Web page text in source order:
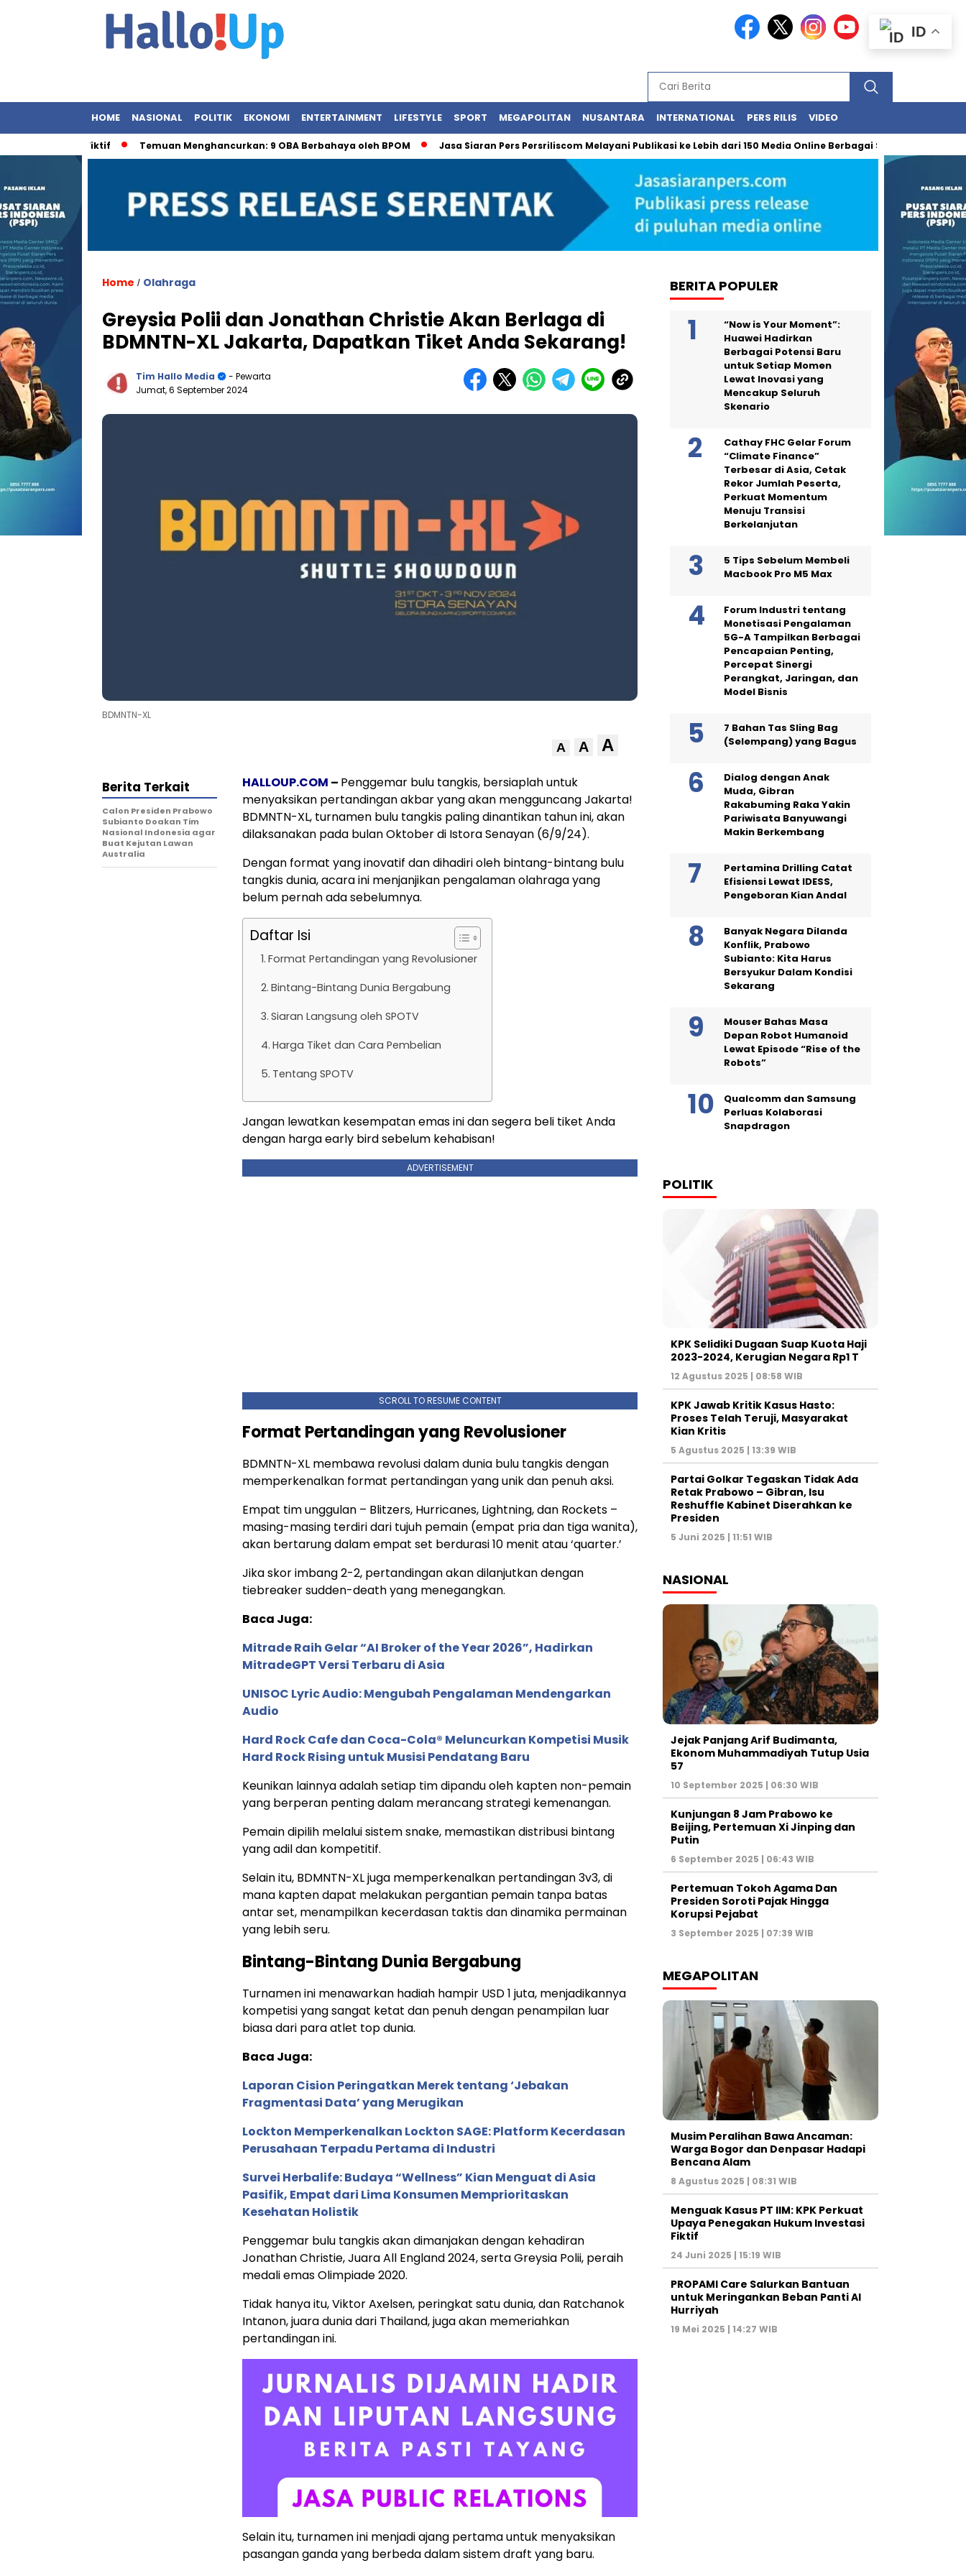
HOME NASIONAL POLITIK EKONOMI ENTERTAINMENT LIFESTYLE SPORT MEGAPOLITAN NUSANTARA INTERNATIONAL PERS RILIS VIDEO
Temuan Menghancurkan: 9 OBA Berbahaya oleh BPOM Jasa Siaran Pers Persriliscom Melayani Publikasi ke Lebih dari 150 Media Online Berbagai Segmentasi
Home / Olahraga
Greysia Polii dan Jonathan Christie Akan Berlaga di
BDMNTN-XL Jakarta, Dapatkan Tiket Anda Sekarang!
Tim Hallo Media
- Pewarta
Jumat, 6 September 2024
BDMNTN-XL
A A A
HALLOUP.COM – Penggemar bulu tangkis, bersiaplah untuk
menyaksikan pertandingan akbar yang akan mengguncang Jakarta!
BDMNTN-XL, turnamen bulu tangkis paling dinantikan tahun ini, akan
dilaksanakan pada bulan Oktober di Istora Senayan (6/9/24).
Dengan format yang inovatif dan dihadiri oleh bintang-bintang bulu
tangkis dunia, acara ini menjanjikan pengalaman olahraga yang
belum pernah ada sebelumnya.
Daftar Isi
Format Pertandingan yang Revolusioner
Bintang-Bintang Dunia Bergabung
Siaran Langsung oleh SPOTV
Harga Tiket dan Cara Pembelian
Tentang SPOTV
Jangan lewatkan kesempatan emas ini dan segera beli tiket Anda
dengan harga early bird sebelum kehabisan!
ADVERTISEMENT
SCROLL TO RESUME CONTENT
Format Pertandingan yang Revolusioner
BDMNTN-XL membawa revolusi dalam dunia bulu tangkis dengan
memperkenalkan format pertandingan yang unik dan penuh aksi.
Empat tim unggulan – Blitzers, Hurricanes, Lightning, dan Rockets –
masing-masing terdiri dari tujuh pemain (empat pria dan tiga wanita),
akan bertarung dalam empat set berdurasi 10 menit atau ‘quarter.’
Jika skor imbang 2-2, pertandingan akan dilanjutkan dengan
tiebreaker sudden-death yang menegangkan.
Baca Juga:
Mitrade Raih Gelar “AI Broker of the Year 2026”, Hadirkan
MitradeGPT Versi Terbaru di Asia
UNISOC Lyric Audio: Mengubah Pengalaman Mendengarkan
Audio
Hard Rock Cafe dan Coca-Cola® Meluncurkan Kompetisi Musik
Hard Rock Rising untuk Musisi Pendatang Baru
Keunikan lainnya adalah setiap tim dipandu oleh kapten non-pemain
yang berperan penting dalam merancang strategi kemenangan.
Pemain dipilih melalui sistem snake, memastikan distribusi bintang
yang adil dan kompetitif.
Selain itu, BDMNTN-XL juga memperkenalkan pertandingan 3v3, di
mana kapten dapat melakukan pergantian pemain tanpa batas
antar set, menampilkan kecerdasan taktis dan dinamika permainan
yang lebih seru.
Bintang-Bintang Dunia Bergabung
Turnamen ini menawarkan hadiah hampir USD 1 juta, menjadikannya
kompetisi yang sangat ketat dan penuh dengan penampilan luar
biasa dari para atlet top dunia.
Baca Juga:
Laporan Cision Peringatkan Merek tentang ‘Jebakan
Fragmentasi Data’ yang Merugikan
Lockton Memperkenalkan Lockton SAGE: Platform Kecerdasan
Perusahaan Terpadu Pertama di Industri
Survei Herbalife: Budaya “Wellness” Kian Menguat di Asia
Pasifik, Empat dari Lima Konsumen Memprioritaskan
Kesehatan Holistik
Penggemar bulu tangkis akan dimanjakan dengan kehadiran
Jonathan Christie, Juara All England 2024, serta Greysia Polii, peraih
medali emas Olimpiade 2020.
Tidak hanya itu, Viktor Axelsen, peringkat satu dunia, dan Ratchanok
Intanon, juara dunia dari Thailand, juga akan memeriahkan
pertandingan ini.
Selain itu, turnamen ini menjadi ajang pertama untuk menyaksikan
pasangan ganda yang berbeda dalam sistem draft yang baru.
Berita Terkait
Calon Presiden Prabowo
Subianto Doakan Tim
Nasional Indonesia agar
Buat Kejutan Lawan
Australia
BERITA POPULER
“Now is Your Moment”:
Huawei Hadirkan
Berbagai Potensi Baru
untuk Setiap Momen
Lewat Inovasi yang
Mencakup Seluruh
Skenario
Cathay FHC Gelar Forum
“Climate Finance”
Terbesar di Asia, Cetak
Rekor Jumlah Peserta,
Perkuat Momentum
Menuju Transisi
Berkelanjutan
5 Tips Sebelum Membeli
Macbook Pro M5 Max
Forum Industri tentang
Monetisasi Pengalaman
5G-A Tampilkan Berbagai
Pencapaian Penting,
Percepat Sinergi
Perangkat, Jaringan, dan
Model Bisnis
7 Bahan Tas Sling Bag
(Selempang) yang Bagus
Dialog dengan Anak
Muda, Gibran
Rakabuming Raka Yakin
Pariwisata Banyuwangi
Makin Berkembang
Pertamina Drilling Catat
Efisiensi Lewat IDESS,
Pengeboran Kian Andal
Banyak Negara Dilanda
Konflik, Prabowo
Subianto: Kita Harus
Bersyukur Dalam Kondisi
Sekarang
Mouser Bahas Masa
Depan Robot Humanoid
Lewat Episode “Rise of the
Robots”
Qualcomm dan Samsung
Perluas Kolaborasi
Snapdragon
POLITIK
KPK Selidiki Dugaan Suap Kuota Haji
2023-2024, Kerugian Negara Rp1 T
12 Agustus 2025 | 08:58 WIB
KPK Jawab Kritik Kasus Hasto:
Proses Telah Teruji, Masyarakat
Kian Kritis
5 Agustus 2025 | 13:39 WIB
Partai Golkar Tegaskan Tidak Ada
Retak Prabowo – Gibran, Isu
Reshuffle Kabinet Diserahkan ke
Presiden
5 Juni 2025 | 11:51 WIB
NASIONAL
Jejak Panjang Arif Budimanta,
Ekonom Muhammadiyah Tutup Usia
57
10 September 2025 | 06:30 WIB
Kunjungan 8 Jam Prabowo ke
Beijing, Pertemuan Xi Jinping dan
Putin
6 September 2025 | 06:43 WIB
Pertemuan Tokoh Agama Dan
Presiden Soroti Pajak Hingga
Korupsi Pejabat
3 September 2025 | 07:39 WIB
MEGAPOLITAN
Musim Peralihan Bawa Ancaman:
Warga Bogor dan Denpasar Hadapi
Bencana Alam
8 Agustus 2025 | 08:31 WIB
Menguak Kasus PT IIM: KPK Perkuat
Upaya Penegakan Hukum Investasi
Fiktif
24 Juni 2025 | 15:19 WIB
PROPAMI Care Salurkan Bantuan
untuk Meringankan Beban Panti Al
Hurriyah
19 Mei 2025 | 14:27 WIB
ID